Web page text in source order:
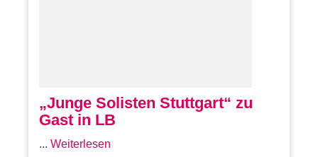
„Junge Solisten Stuttgart“ zu
Gast in LB
...Weiterlesen